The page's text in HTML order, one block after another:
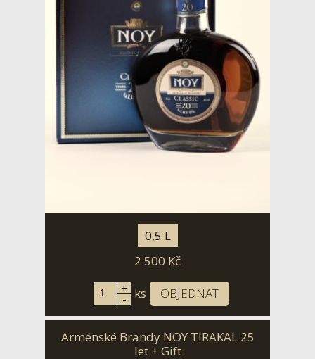
0,5 L
2 500 Kč
+
- ks OBJEDNAT
Arménské Brandy NOY TIRAKAL 25
let + Gift